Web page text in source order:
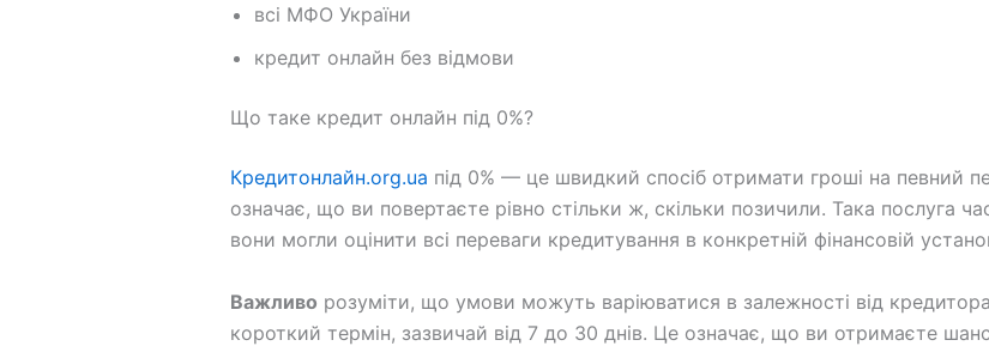
всі МФО України
кредит онлайн без відмови
Що таке кредит онлайн під 0%?
Кредитонлайн.org.ua під 0% — це швидкий спосіб отримати гроші на певний
означає, що ви повертаєте рівно стільки ж, скільки позичили. Така послуга
вони могли оцінити всі переваги кредитування в конкретній фінансовій
Важливо розуміти, що умови можуть варіюватися в залежності від
короткий термін, зазвичай від 7 до 30 днів. Це означає, що ви отримаєте